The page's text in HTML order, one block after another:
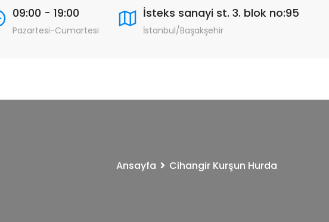
09:00 - 19:00
Pazartesi-Cumartesi
İsteks sanayi st. 3. blok no:95
İstanbul/Başakşehir
Ansayfa Cihangir Kurşun Hurda